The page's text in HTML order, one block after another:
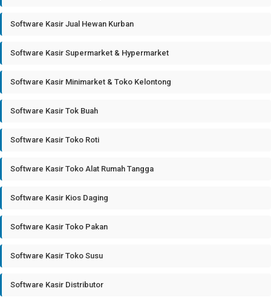
Software Kasir Jual Hewan Kurban
Software Kasir Supermarket & Hypermarket
Software Kasir Minimarket & Toko Kelontong
Software Kasir Tok Buah
Software Kasir Toko Roti
Software Kasir Toko Alat Rumah Tangga
Software Kasir Kios Daging
Software Kasir Toko Pakan
Software Kasir Toko Susu
Software Kasir Distributor